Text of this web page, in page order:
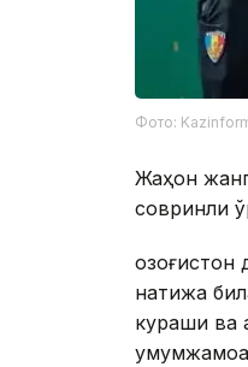
Фото:
Жаҳон
совринли
натижа
кураши ва
умумжамоа